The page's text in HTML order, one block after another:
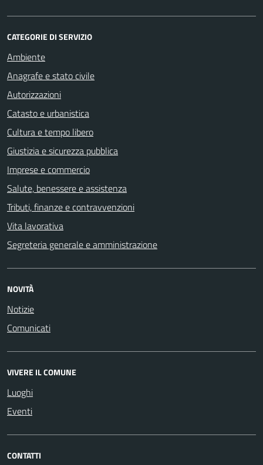
CATEGORIE DI SERVIZIO
Ambiente
Anagrafe e stato civile
Autorizzazioni
Catasto e urbanistica
Cultura e tempo libero
Giustizia e sicurezza pubblica
Imprese e commercio
Salute, benessere e assistenza
Tributi, finanze e contravvenzioni
Vita lavorativa
Segreteria generale e amministrazione
NOVITÀ
Notizie
Comunicati
VIVERE IL COMUNE
Luoghi
Eventi
CONTATTI